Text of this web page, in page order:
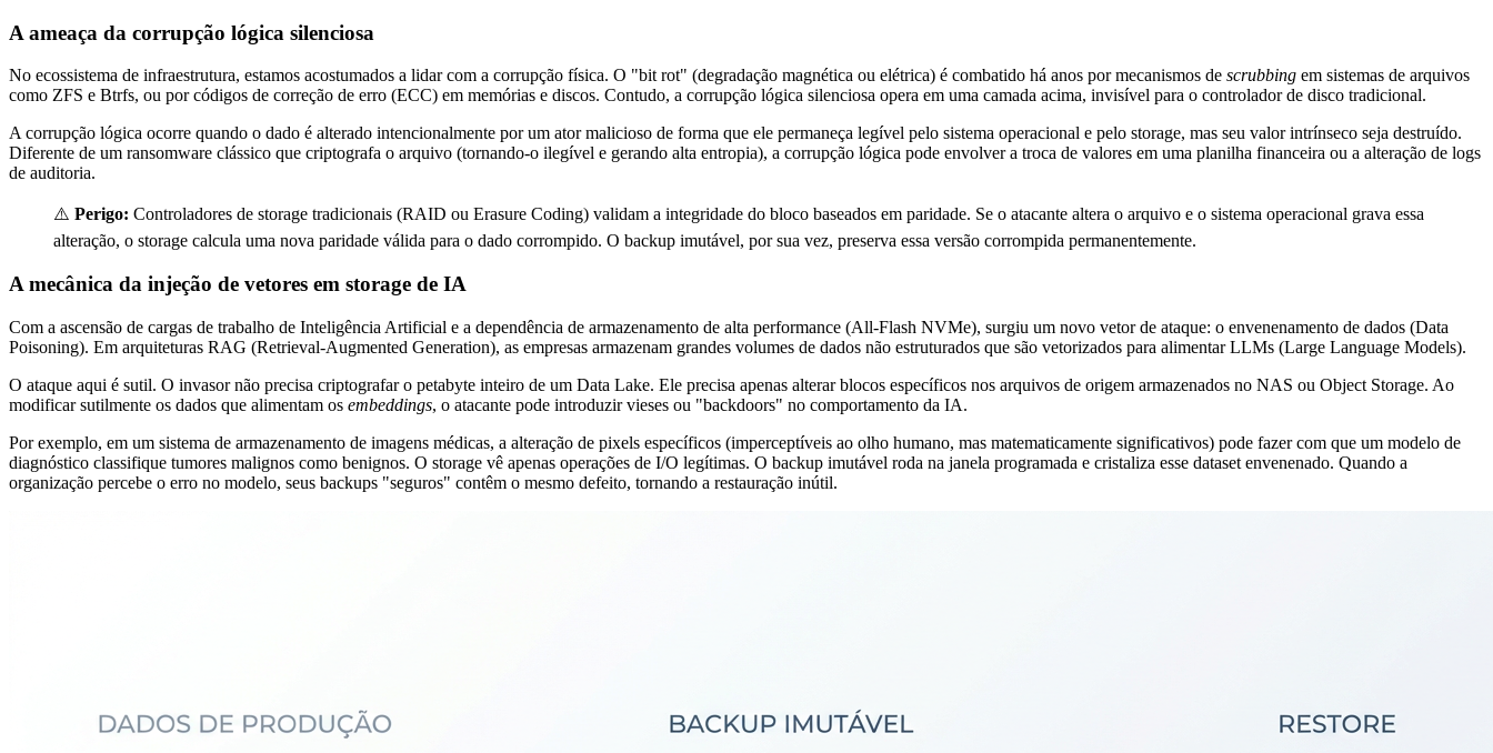
A ameaça da corrupção lógica silenciosa
No ecossistema de infraestrutura, estamos acostumados a lidar com a corrupção física. O "bit rot" (degradação magnética ou elétrica) é combatido há anos por mecanismos de scrubbing em sistemas de arquivos
como ZFS e Btrfs, ou por códigos de correção de erro (ECC) em memórias e discos. Contudo, a corrupção lógica silenciosa opera em uma camada acima, invisível para o controlador de disco tradicional.
A corrupção lógica ocorre quando o dado é alterado intencionalmente por um ator malicioso de forma que ele permaneça legível pelo sistema operacional e pelo storage, mas seu valor intrínseco seja destruído.
Diferente de um ransomware clássico que criptografa o arquivo (tornando-o ilegível e gerando alta entropia), a corrupção lógica pode envolver a troca de valores em uma planilha financeira ou a alteração de logs
de auditoria.
⚠️ Perigo: Controladores de storage tradicionais (RAID ou Erasure Coding) validam a integridade do bloco baseados em paridade. Se o atacante altera o arquivo e o sistema operacional grava essa
alteração, o storage calcula uma nova paridade válida para o dado corrompido. O backup imutável, por sua vez, preserva essa versão corrompida permanentemente.
A mecânica da injeção de vetores em storage de IA
Com a ascensão de cargas de trabalho de Inteligência Artificial e a dependência de armazenamento de alta performance (All-Flash NVMe), surgiu um novo vetor de ataque: o envenenamento de dados (Data
Poisoning). Em arquiteturas RAG (Retrieval-Augmented Generation), as empresas armazenam grandes volumes de dados não estruturados que são vetorizados para alimentar LLMs (Large Language Models).
O ataque aqui é sutil. O invasor não precisa criptografar o petabyte inteiro de um Data Lake. Ele precisa apenas alterar blocos específicos nos arquivos de origem armazenados no NAS ou Object Storage. Ao
modificar sutilmente os dados que alimentam os embeddings, o atacante pode introduzir vieses ou "backdoors" no comportamento da IA.
Por exemplo, em um sistema de armazenamento de imagens médicas, a alteração de pixels específicos (imperceptíveis ao olho humano, mas matematicamente significativos) pode fazer com que um modelo de
diagnóstico classifique tumores malignos como benignos. O storage vê apenas operações de I/O legítimas. O backup imutável roda na janela programada e cristaliza esse dataset envenenado. Quando a
organização percebe o erro no modelo, seus backups "seguros" contêm o mesmo defeito, tornando a restauração inútil.